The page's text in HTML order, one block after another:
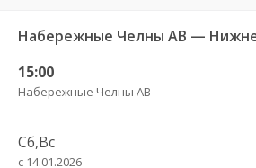
15:00
Набережные Челны АВ
Сб,Вс
с 14.01.2026